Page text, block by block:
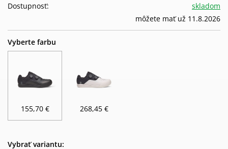
skladom
môžete mať už 11.8.2026
Dostupnosť:
Vyberte farbu
155,70 € 268,45 €
Vybrať variantu: